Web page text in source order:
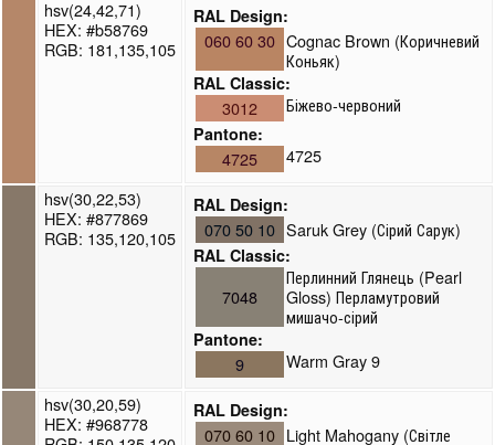
hsv(24,42,71)
HEX: #b58769
RGB: 181,135,105
RAL Design:
060 60 30 Cognac Brown (Коричневий
Коньяк)
RAL Classic:
3012 Біжево-червоний
Pantone:
4725
4725
hsv(30,22,53)
HEX: #877869
RGB: 135,120,105
RAL Design:
070 50 10 Saruk Grey (Сірий Сарук)
RAL Classic:
7048
Перлинний Глянець (Pearl
Gloss) Перламутровий
мишачо-сірий
Pantone:
9
Warm Gray 9
hsv(30,20,59)
HEX: #968778
RAL Design:
070 60 10 Light Mahogany (Світле